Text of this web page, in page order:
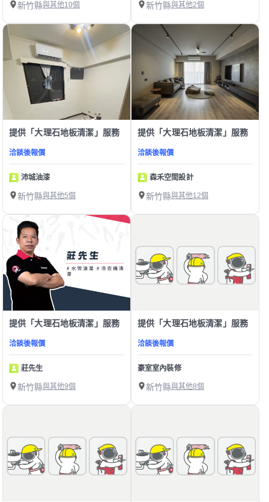
新竹縣與其他10個 新竹縣與其他2個
提供「大理石地板清潔」服務
洽談後報價
沛城油漆
新竹縣與其他5個
提供「大理石地板清潔」服務
洽談後報價
森禾空間設計
新竹縣與其他12個
提供「大理石地板清潔」服務
洽談後報價
莊先生
新竹縣與其他9個
提供「大理石地板清潔」服務
洽談後報價
豪室室內裝修
新竹縣與其他8個